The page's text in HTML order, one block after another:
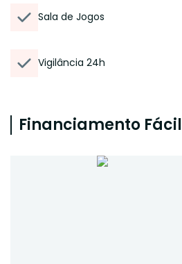
Sala de Jogos
Vigilância 24h
Financiamento Fácil